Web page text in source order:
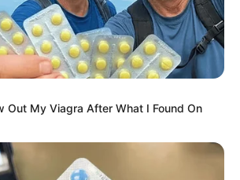
Out My Viagra After What I Found On